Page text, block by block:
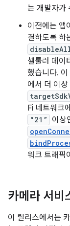
는 개발자가
이전에는 앱
결하도록 하
셀룰러 데이
했습니다.
에서 더 이
Fi 네트워크
“21” 이상
워크 트래픽
카메라 서비
이 릴리스에서는